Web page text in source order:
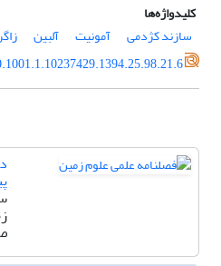
کلیدواژه‌ها
سازند کژدمی
آمونیت آلبین